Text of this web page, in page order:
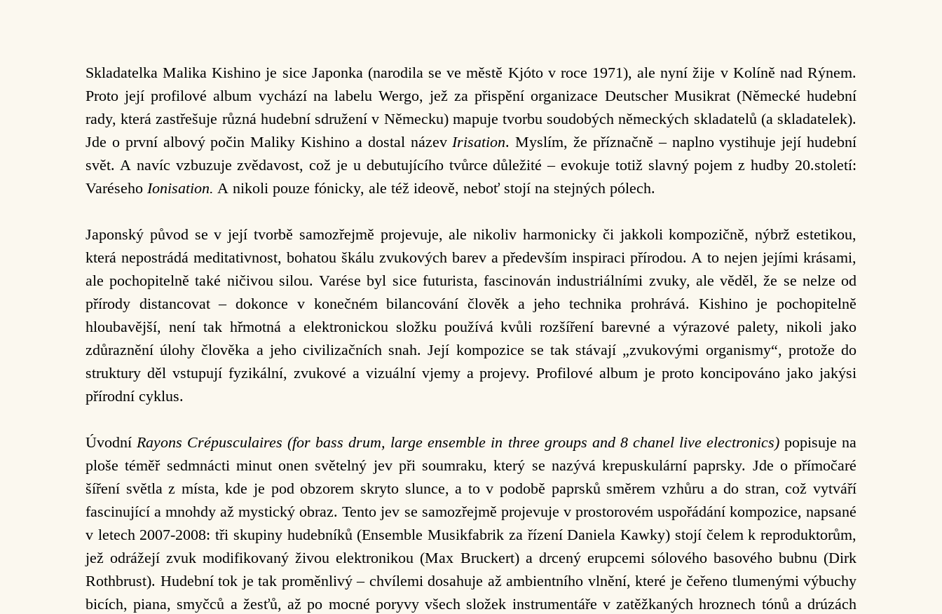
Skladatelka Malika Kishino je sice Japonka (narodila se ve městě Kjóto v roce 1971), ale nyní žije v Kolíně nad Rýnem.
Proto její profilové album vychází na labelu Wergo, jež za přispění organizace Deutscher Musikrat (Německé hudební
rady, která zastřešuje různá hudební sdružení v Německu) mapuje tvorbu soudobých německých skladatelů (a skladatelek).
Jde o první albový počin Maliky Kishino a dostal názevIrisation. Myslím, že příznačně – naplno vystihuje její hudební
svět. A navíc vzbuzuje zvědavost, což je u debutujícího tvůrce důležité – evokuje totiž slavný pojem z hudby 20.století:
Varéseho Ionisation. A nikoli pouze fónicky, ale též ideově, neboť stojí na stejných pólech.
Japonský původ se v její tvorbě samozřejmě projevuje, ale nikoliv harmonicky či jakkoli kompozičně, nýbrž estetikou,
která nepostrádá meditativnost, bohatou škálu zvukových barev a především inspiraci přírodou. A to nejen jejími krásami,
ale pochopitelně také ničivou silou. Varése byl sice futurista, fascinován industriálními zvuky, ale věděl, že se nelze od
přírody distancovat – dokonce v konečném bilancování člověk a jeho technika prohrává. Kishino je pochopitelně
hloubavější, není tak hřmotná a elektronickou složku používá kvůli rozšíření barevné a výrazové palety, nikoli jako
zdůraznění úlohy člověka a jeho civilizačních snah. Její kompozice se tak stávají „zvukovými organismy“, protože do
struktury děl vstupují fyzikální, zvukové a vizuální vjemy a projevy. Profilové album je proto koncipováno jako jakýsi
přírodní cyklus.
ÚvodníRayons Crépusculaires (for bass drum, large ensemble in three groups and 8 chanel live electronics)popisuje na
ploše téměř sedmnácti minut onen světelný jev při soumraku, který se nazývá krepuskulární paprsky. Jde o přímočaré
šíření světla z místa, kde je pod obzorem skryto slunce, a to v podobě paprsků směrem vzhůru a do stran, což vytváří
fascinující a mnohdy až mystický obraz. Tento jev se samozřejmě projevuje v prostorovém uspořádání kompozice, napsané
v letech 2007-2008: tři skupiny hudebníků (Ensemble Musikfabrik za řízení Daniela Kawky) stojí čelem k reproduktorům,
jež odrážejí zvuk modifikovaný živou elektronikou (Max Bruckert) a drcený erupcemi sólového basového bubnu (Dirk
Rothbrust). Hudební tok je tak proměnlivý – chvílemi dosahuje až ambientního vlnění, které je čeřeno tlumenými výbuchy
bicích, piana, smyčců a žesťů, až po mocné poryvy všech složek instrumentáře v zatěžkaných hroznech tónů a drúzách